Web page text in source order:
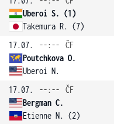
Uberoi S. (1)
Takemura R. (7)
17.07.
--:--
ČF
Poutchkova O.
Uberoi N.
17.07.
--:--
ČF
Bergman C.
Etienne N. (2)